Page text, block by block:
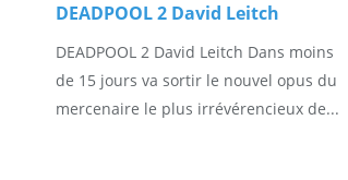
DEADPOOL 2 David Leitch
DEADPOOL 2 David Leitch Dans moins
de 15 jours va sortir le nouvel opus du
mercenaire le plus irrévérencieux de...